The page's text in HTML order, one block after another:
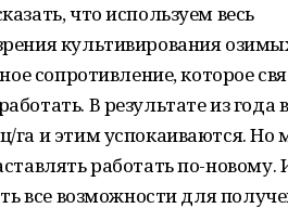
что используем весь
культивирования
сопротивление, которое
В результате из года
га и этим успокаиваются. Но
работать по-новому.
все возможности для